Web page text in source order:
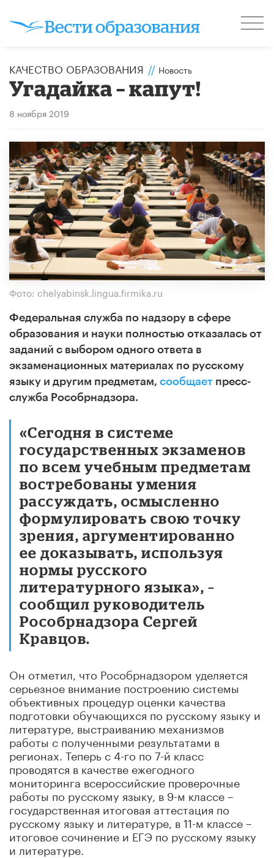
КАЧЕСТВО ОБРАЗОВАНИЯ // Новость
Угадайка – капут!
8 ноября 2019
Фото: chelyabinsk.lingua.firmika.ru
Федеральная служба по надзору в сфере
образования и науки полностью отказалась от
заданий с выбором одного ответа в
экзаменационных материалах по русскому
языку и другим предметам, сообщает пресс-
служба Рособрнадзора.
«Сегодня в системе
государственных экзаменов
по всем учебным предметам
востребованы умения
рассуждать, осмысленно
формулировать свою точку
зрения, аргументированно
ее доказывать, используя
нормы русского
литературного языка», –
сообщил руководитель
Рособрнадзора Сергей
Кравцов.
Он отметил, что Рособрнадзором уделяется
серьезное внимание построению системы
объективных процедур оценки качества
подготовки обучающихся по русскому языку и
литературе, выстраиванию механизмов
работы с полученными результатами в
регионах. Теперь с 4-го по 7-й класс
проводятся в качестве ежегодного
мониторинга всероссийские проверочные
работы по русскому языку, в 9-м классе –
государственная итоговая аттестация по
русскому языку и литературе, в 11-м классе –
итоговое сочинение и ЕГЭ по русскому языку
и литературе.